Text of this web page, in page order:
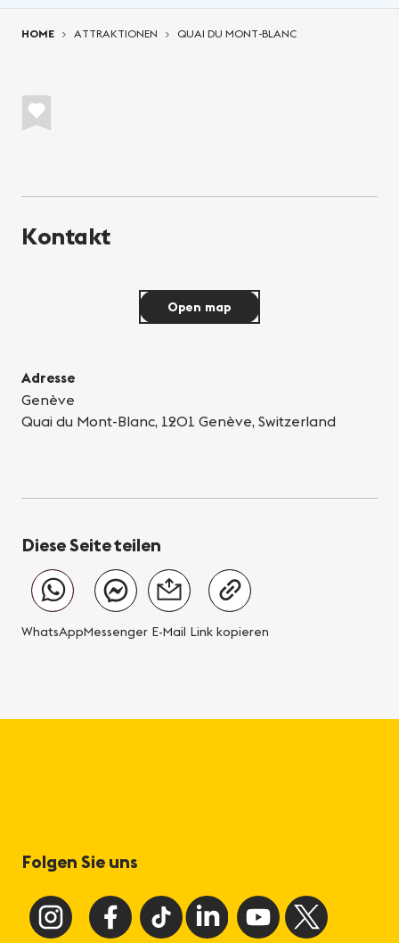
HOME ATTRAKTIONEN QUAI DU MONT-BLANC
Kontakt
Adresse
Genève
Quai du Mont-Blanc, 1201 Genève, Switzerland
Open map
Diese Seite teilen
WhatsAppMessenger E-Mail Link kopieren
Folgen Sie uns